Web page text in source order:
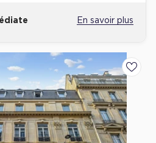
En savoir plus